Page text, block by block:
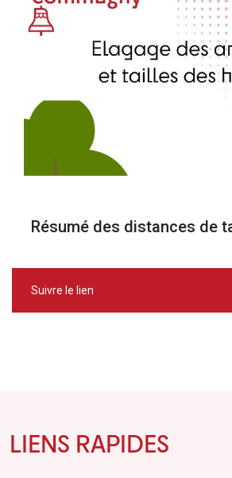
Résumé des distances de
Suivre le lien
LIENS RAPIDES